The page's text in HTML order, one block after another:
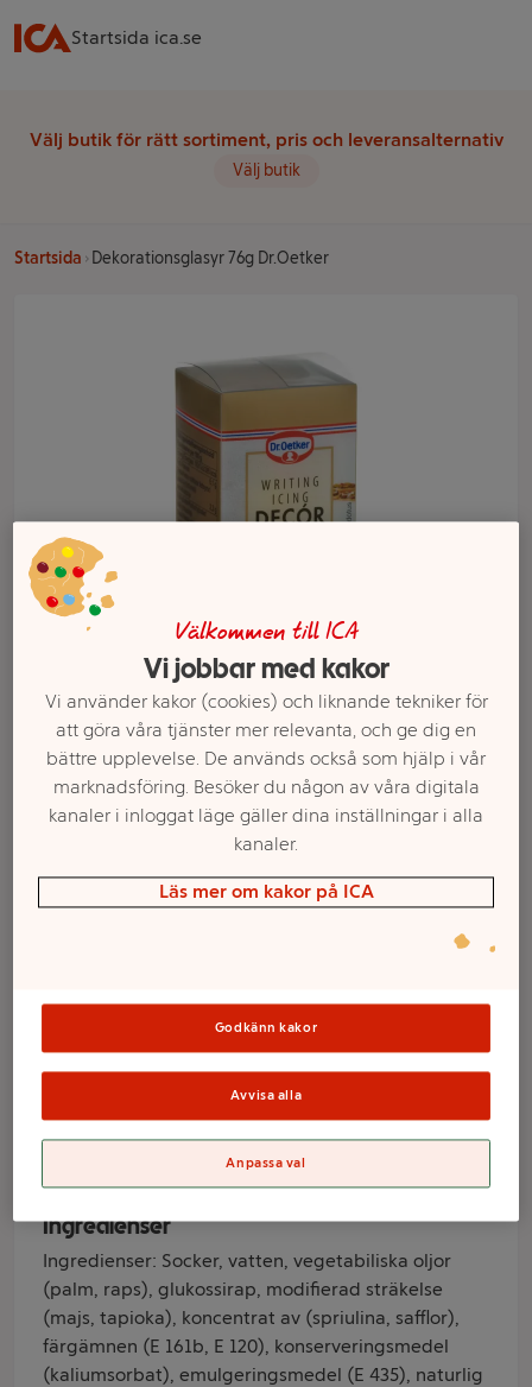
Startsida ica.se
Välj butik för rätt sortiment, pris och leveransalternativ
Välj butik
Startsida Dekorationsglasyr 76g Dr.Oetker
Dekorationsglasyr
76g Dr.Oetker
Varumärke
Ingredienser
Ingredienser: Socker, vatten, vegetabiliska oljor
(palm, raps), glukossirap, modifierad sträkelse
(majs, tapioka), koncentrat av (spriulina, safflor),
färgämnen (E 161b, E 120), konserveringsmedel
(kaliumsorbat), emulgeringsmedel (E 435), naturlig
Välj butik och handla
Välkommen till ICA
Vi jobbar med kakor
Vi använder kakor (cookies) och liknande tekniker för
att göra våra tjänster mer relevanta, och ge dig en
bättre upplevelse. De används också som hjälp i vår
marknadsföring. Besöker du någon av våra digitala
kanaler i inloggat läge gäller dina inställningar i alla
kanaler.
Läs mer om kakor på ICA
Godkänn kakor
Avvisa alla
Anpassa val